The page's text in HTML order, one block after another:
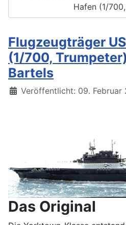
Hafen (1/
Flugzeugträger
(1/700,
Bartels
Details
Veröffentlicht: 09. Februar
Das Original